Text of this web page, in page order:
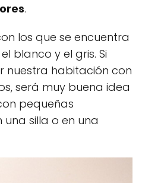
.
los que se encuentra
blanco y el gris. Si
habitación con
será muy buena idea
pequeñas
silla o en una